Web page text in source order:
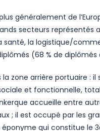
généralement de
secteurs représentés
santé, la logistique/
(68 % de
zone arrière portuaire :
et fonctionnelle,
accueille entre
il est occupé par les
éponyme qui constitue